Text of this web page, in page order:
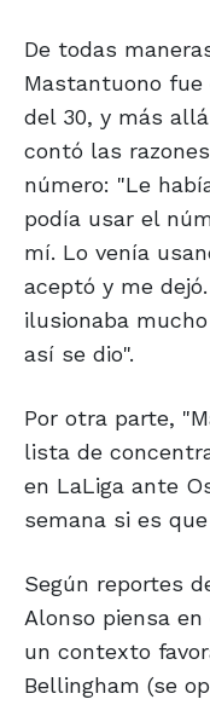
De todas
Mastantuono
del 30, y más
contó las
número: "Le
podía usar el
mí. Lo venía
aceptó y me
ilusionaba
así se dio".
Por otra parte,
lista de
en LaLiga ante
semana si es
Según reportes
Alonso piensa
un contexto
Bellingham (se